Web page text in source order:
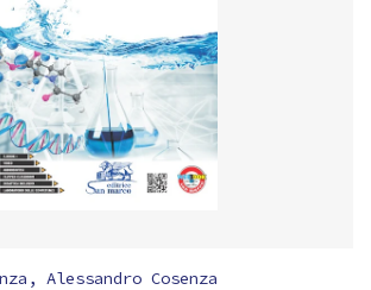
, Alessandro Cosenza